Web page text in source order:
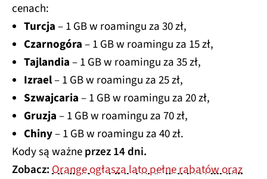
cenach:
Turcja– 1 GB w roamingu za 30 zł,
Czarnogóra– 1 GB w roamingu za 15 zł,
Tajlandia– 1 GB w roamingu za 35 zł,
Izrael– 1 GB w roamingu za 25 zł,
Szwajcaria– 1 GB w roamingu za 20 zł,
Gruzja– 1 GB w roamingu za 70 zł,
Chiny– 1 GB w roamingu za 40 zł.
Kody są ważneprzez 14 dni.
Zobacz:Orange ogłasza lato pełne rabatów oraz